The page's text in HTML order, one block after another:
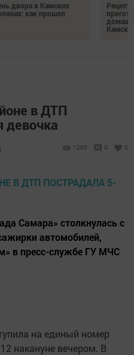
двора в Камских
как прошел
в ДТП
девочка
1265 0 0
Самара» столкнулась с
автомобилей,
в пресс-службе ГУ МЧС
на единый номер
накануне вечером. В